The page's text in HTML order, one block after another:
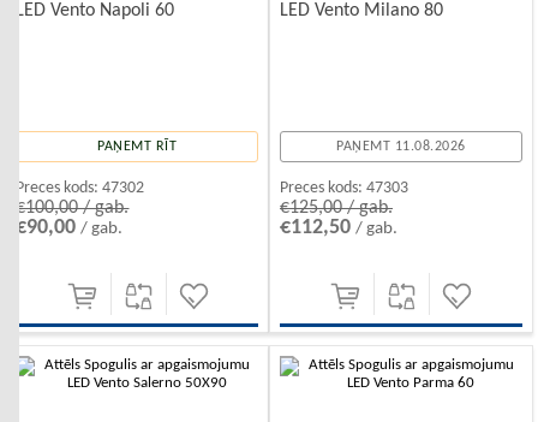
LED Vento Napoli 60
PAŅEMT RĪT
Preces kods: 47302
€100,00 / gab.
€90,00/ gab.
LED Vento Milano 80
PAŅEMT 11.08.2026
Preces kods: 47303
€125,00 / gab.
€112,50 / gab.